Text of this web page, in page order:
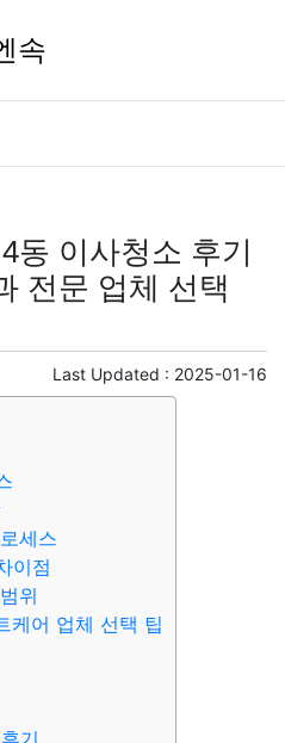
속
동 이사청소 후기
전문 업체 선택
Last Updated : 2025-01-16
세스
이점
위
케어 업체 선택 팁
기